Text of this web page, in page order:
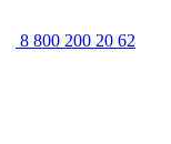
8 800 200 20 62